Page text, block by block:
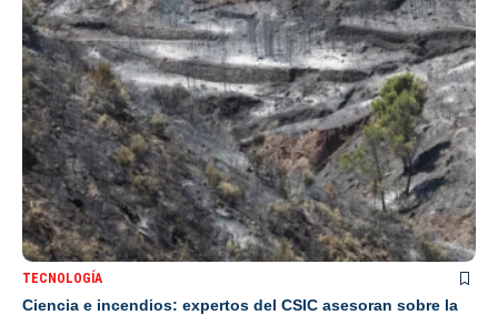
TECNOLOGÍA
Ciencia e incendios: expertos del CSIC asesoran sobre la